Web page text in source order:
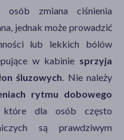
zmiana ciśnienia
jednak może prowadzić
lub lekkich bólów
w kabinie sprzyja
śluzowych. Nie należy
rytmu dobowego
dla osób często
są prawdziwym